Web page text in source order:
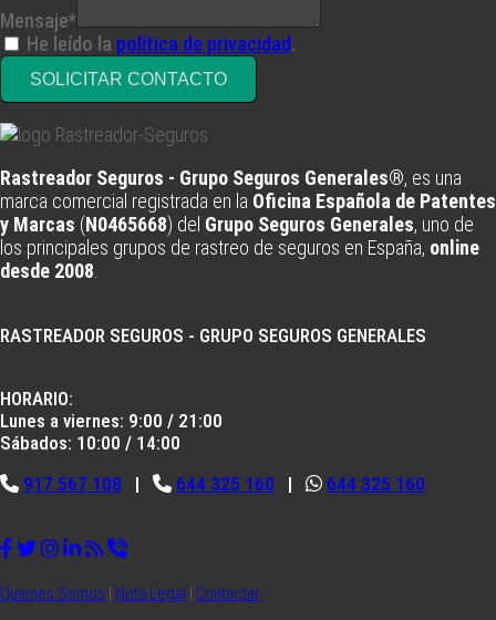
Mensaje*
He leído la política de privacidad.
SOLICITAR CONTACTO
Rastreador Seguros - Grupo Seguros Generales®, es una
marca comercial registrada en la Oficina Española de Patentes
y Marcas (N0465668) del Grupo Seguros Generales, uno de
los principales grupos de rastreo de seguros en España, online
desde 2008
RASTREADOR SEGUROS - GRUPO SEGUROS GENERALES
HORARIO:
Lunes a viernes: 9:00 / 21:00
Sábados: 10:00 / 14:00
917 567 108 | 644 325 160 | 644 325 160
Quienes Somos | Nota Legal | Contactar